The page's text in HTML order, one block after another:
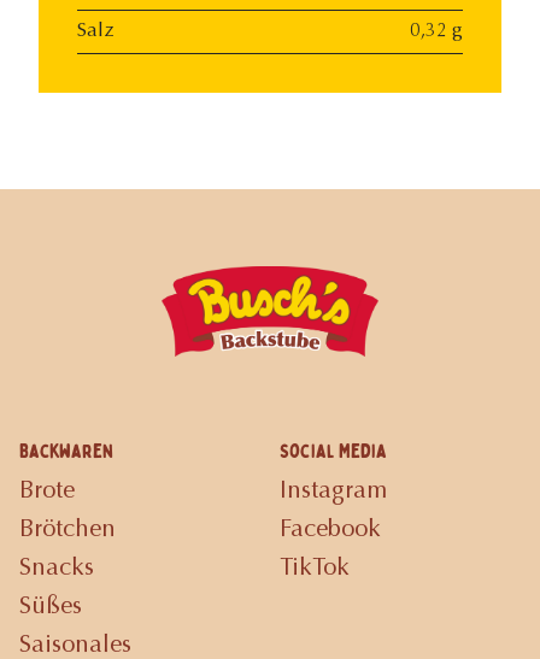
Salz 0,32 g
Backwaren
Brote
Brötchen
Snacks
Süßes
Saisonales
Social Media
Instagram
Facebook
TikTok